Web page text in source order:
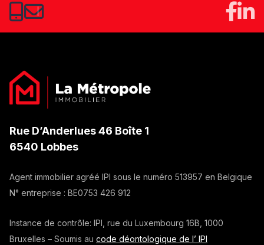
Rue D’Anderlues 46 Boîte 1
6540 Lobbes
Agent immobilier agréé IPI sous le numéro 513957 en Belgique
N° entreprise : BE0753 426 912
Instance de contrôle: IPI, rue du Luxembourg 16B, 1000
Bruxelles – Soumis au code déontologique de l’ IPI